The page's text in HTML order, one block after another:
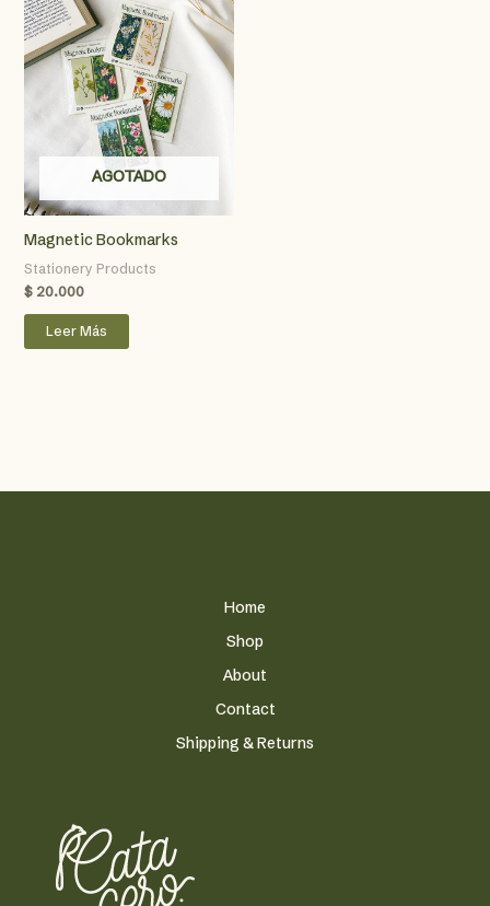
AGOTADO
Magnetic Bookmarks
Stationery Products
$20.000
Leer Más
Home
Shop
About
Contact
Shipping & Returns